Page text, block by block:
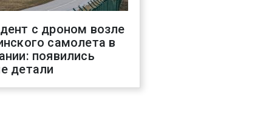
с дроном возле
самолета в
появились
детали